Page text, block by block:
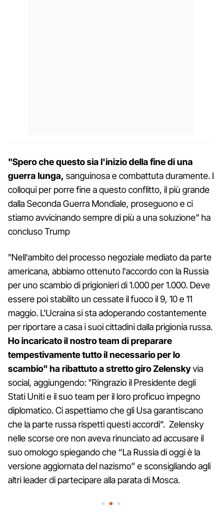
"Spero che questo sia l'inizio della fine di una
guerra lunga, sanguinosa e combattuta duramente. I
colloqui per porre fine a questo conflitto, il più grande
dalla Seconda Guerra Mondiale, proseguono e ci
stiamo avvicinando sempre di più a una soluzione" ha
concluso Trump
"Nell'ambito del processo negoziale mediato da parte
americana, abbiamo ottenuto l'accordo con la Russia
per uno scambio di prigionieri di 1.000 per 1.000. Deve
essere poi stabilito un cessate il fuoco il 9, 10 e 11
maggio. L'Ucraina si sta adoperando costantemente
per riportare a casa i suoi cittadini dalla prigionia russa.
Ho incaricato il nostro team di preparare
tempestivamente tutto il necessario per lo
scambio" ha ribattuto a stretto giro Zelenskyvia
social, aggiungendo: "Ringrazio il Presidente degli
Stati Uniti e il suo team per il loro proficuo impegno
diplomatico. Ci aspettiamo che gli Usa garantiscano
che la parte russa rispetti questi accordi". Zelensky
nelle scorse ore non aveva rinunciato ad accusare il
suo omologo spiegando che “La Russia di oggi è la
versione aggiornata del nazismo” e sconsigliando agli
altri leader di partecipare alla parata di Mosca.